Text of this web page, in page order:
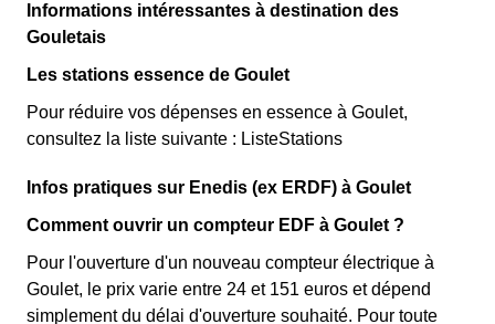
Informations intéressantes à destination des
Gouletais
Les stations essence de Goulet
Pour réduire vos dépenses en essence à Goulet,
consultez la liste suivante : ListeStations
Infos pratiques sur Enedis (ex ERDF) à Goulet
Comment ouvrir un compteur EDF à Goulet ?
Pour l'ouverture d'un nouveau compteur électrique à
Goulet, le prix varie entre 24 et 151 euros et dépend
simplement du délai d'ouverture souhaité. Pour toute